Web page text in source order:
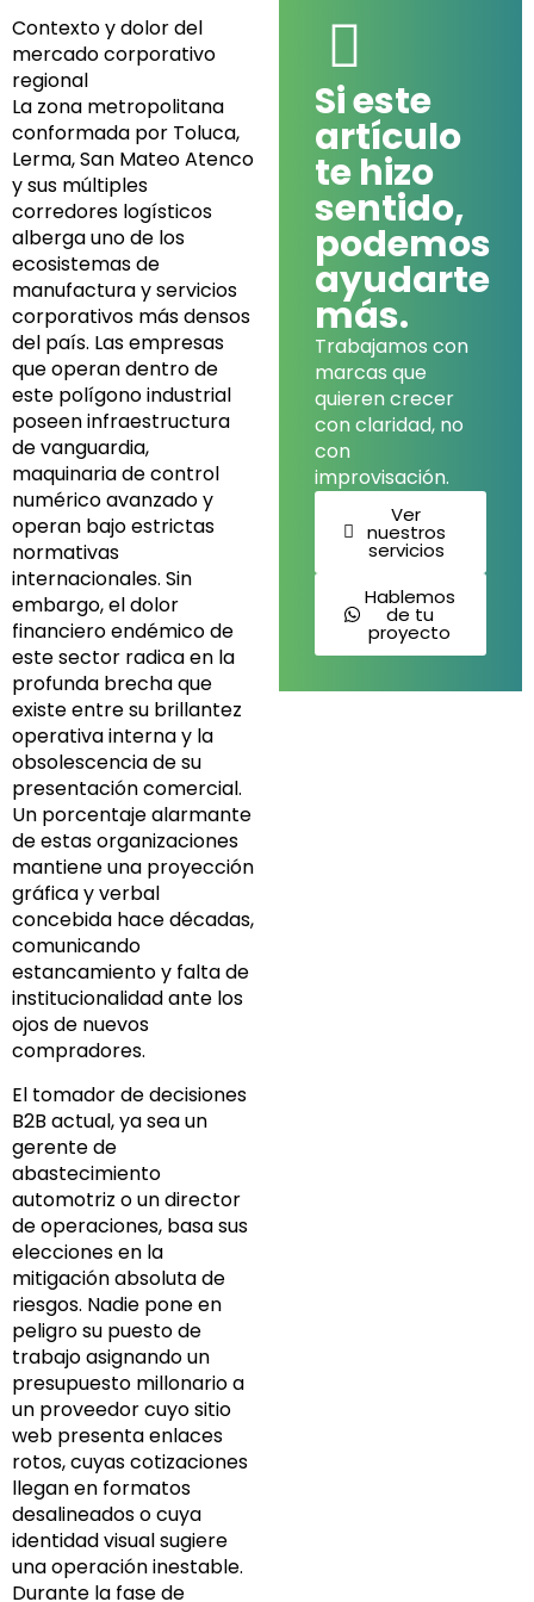
Contexto y dolor del
mercado corporativo
regional
La zona metropolitana
conformada por Toluca,
Lerma, San Mateo Atenco
y sus múltiples
corredores logísticos
alberga uno de los
ecosistemas de
manufactura y servicios
corporativos más densos
del país. Las empresas
que operan dentro de
este polígono industrial
poseen infraestructura
de vanguardia,
maquinaria de control
numérico avanzado y
operan bajo estrictas
normativas
internacionales. Sin
embargo, el dolor
financiero endémico de
este sector radica en la
profunda brecha que
existe entre su brillantez
operativa interna y la
obsolescencia de su
presentación comercial.
Un porcentaje alarmante
de estas organizaciones
mantiene una proyección
gráfica y verbal
concebida hace décadas,
comunicando
estancamiento y falta de
institucionalidad ante los
ojos de nuevos
compradores.
El tomador de decisiones
B2B actual, ya sea un
gerente de
abastecimiento
automotriz o un director
de operaciones, basa sus
elecciones en la
mitigación absoluta de
riesgos. Nadie pone en
peligro su puesto de
trabajo asignando un
presupuesto millonario a
un proveedor cuyo sitio
web presenta enlaces
rotos, cuyas cotizaciones
llegan en formatos
desalineados o cuya
identidad visual sugiere
una operación inestable.
Durante la fase de
Si este
artículo
te hizo
sentido,
podemos
ayudarte
más.
Trabajamos con
marcas que
quieren crecer
con claridad, no
con
improvisación.
Ver
nuestros
servicios
Hablemos
de tu
proyecto